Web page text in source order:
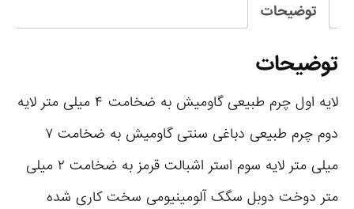
توضیحات
توضیحات
لایه اول چرم طبیعی گاومیش به ضخامت ۴ میلی متر لایه
دوم چرم طبیعی دباغی سنتی گاومیش به ضخامت ٧
میلی متر لایه سوم استر اشبالت قرمز به ضخامت ٢ میلی
متر دوخت دوبل سگک آلومینیومی سخت کاری شده